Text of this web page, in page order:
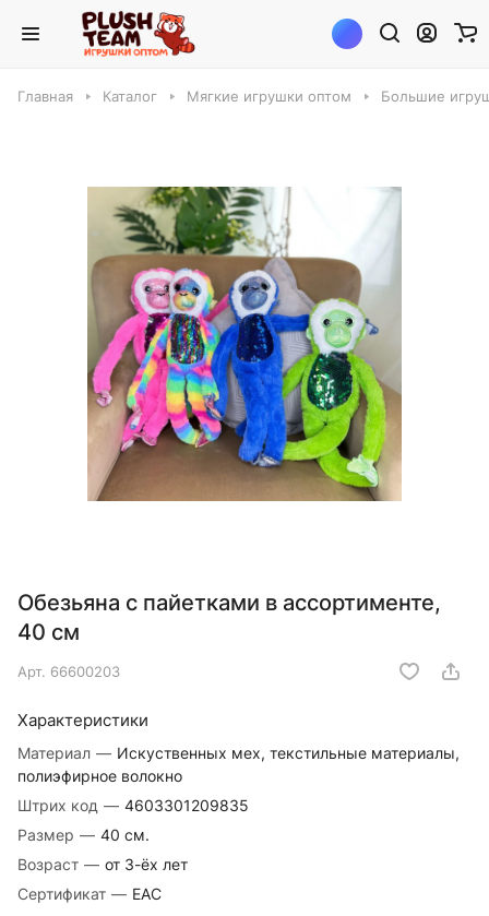
Главная Каталог Мягкие игрушки оптом Большие
Обезьяна с пайетками в ассортименте,
40 см
Арт. 66600203
Характеристики
Материал — Искуственных мех, текстильные материалы,
полиэфирное волокно
Штрих код — 4603301209835
Размер — 40 см.
Возраст — от 3-ёх лет
Сертификат — EAC